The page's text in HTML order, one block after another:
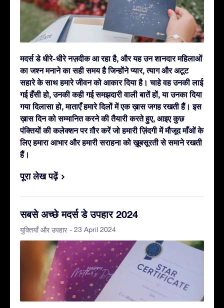
मदर्स डे धीरे-धीरे नज़दीक आ रहा है, और यह उन शानदार महिलाओं
का जश्न मनाने का सही समय है जिन्होंने प्यार, त्याग और अटूट
सहारे के साथ हमारे जीवन को आकार दिया है। चाहे वह उनकी लाई
गई हँसी हो, उनकी कही गई समझदारी वाली बातें हों, या उनका दिया
गया दिलासा हो, माताएँ हमारे दिलों में एक ख़ास जगह रखती हैं।इस
ख़ास दिन को सम्मानित करने की तैयारी करते हुए, आइए कुछ
पंक्तियों की कलेक्शन पर ग़ौर करें जो हमारी ज़िंदगी में मौजूद माँओं के
लिए हमारा आभार और हमारी सराहना को ख़ूबसूरती से समाने रखती
हैं।
पूरा लेख पढ़ें
सबसे अच्छे मदर्स डे उपहार 2024
युक्तियाँ और उपहार - 23 April 2024